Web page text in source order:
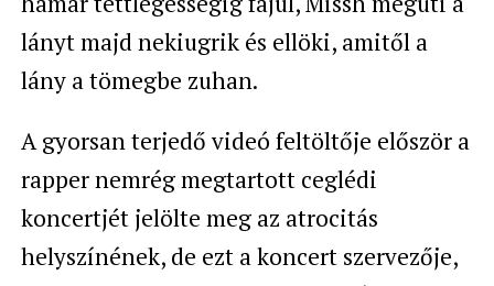
lányt majd nekiugrik és ellöki, amitől a
lány a tömegbe zuhan.
A gyorsan terjedő videó feltöltője először a
rapper nemrég megtartott ceglédi
koncertjét jelölte meg az atrocitás
helyszínének, de ezt a koncert szervezője,